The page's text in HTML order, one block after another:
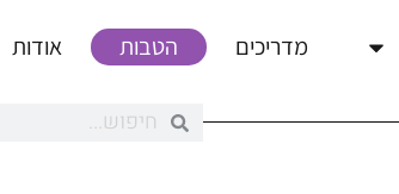
מדריכים הטבות אודות